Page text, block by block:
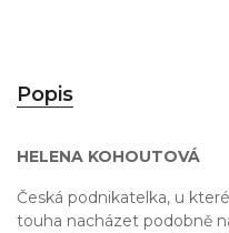
Popis
HELENA KOHOUTOVÁ
Česká podnikatelka, u
touha nacházet podobně